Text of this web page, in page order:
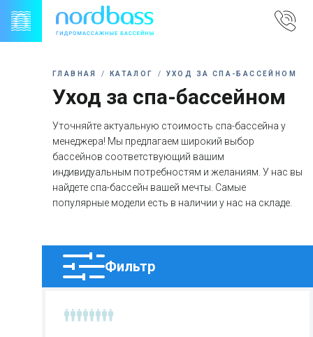
ГЛАВНАЯ КАТАЛОГ УХОД ЗА СПА-БАССЕЙНОМ
Уход за спа-бассейном
Уточняйте актуальную стоимость спа-бассейна у
менеджера! Мы предлагаем широкий выбор
бассейнов соответствующий вашим
индивидуальным потребностям и желаниям. У нас вы
найдете спа-бассейн вашей мечты. Самые
популярные модели есть в наличии у нас на складе.
Фильтр